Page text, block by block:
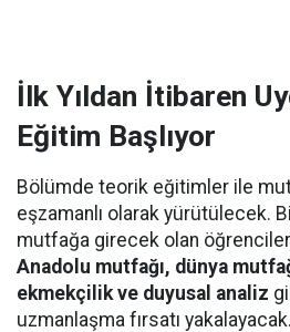
İlk Yıldan İtibaren
Eğitim Başlıyor
Bölümde teorik eğitimler ile
eşzamanlı olarak yürütülecek.
mutfağa girecek olan
Anadolu mutfağı, dünya
ekmekçilik ve duyusal analiz
uzmanlaşma fırsatı yakalayacak.